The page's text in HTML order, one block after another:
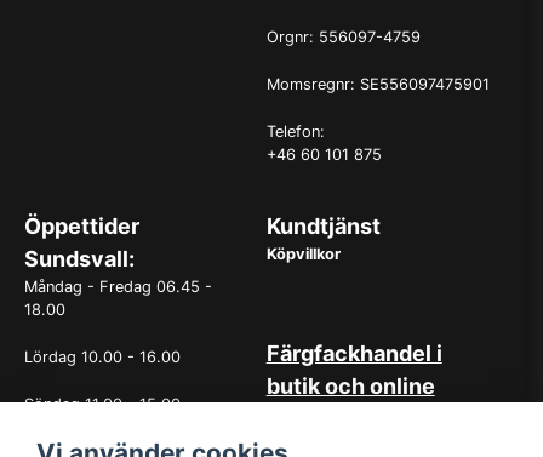
Orgnr: 556097-4759
Momsregnr: SE556097475901
Telefon:
+46 60 101 875
Öppettider
Sundsvall:
Måndag - Fredag 06.45 -
18.00
Lördag 10.00 - 16.00
Söndag 11.00 - 15.00
OBS. Avvikande öppettider
Kundtjänst
Köpvillkor
Färgfackhandel i
butik och online
det sedan starten 1965 varit